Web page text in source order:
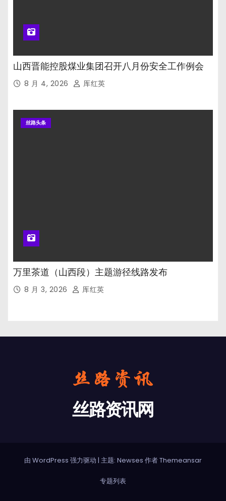
山西晋能控股煤业集团召开八月份安全工作例会
8 月 4, 2026 厍红英
丝路头条
万里茶道（山西段）主题游径线路发布
8 月 3, 2026 厍红英
丝路资讯网
由 WordPress 强力驱动 | 主题: Newses 作者Themeansar
专题列表